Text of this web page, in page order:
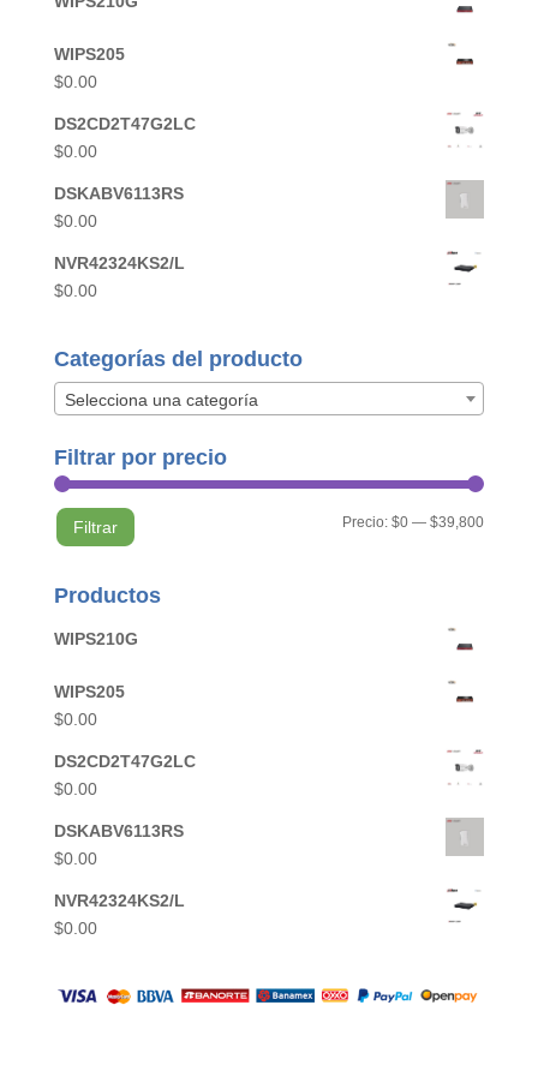
WIPS205
$0.00
DS2CD2T47G2LC
$0.00
DSKABV6113RS
$0.00
NVR42324KS2/L
$0.00
Categorías del producto
Selecciona una categoría
Filtrar por precio
Precio
Precio
Filtrar Precio:$0 —$39,800
Productos
WIPS210G
WIPS205
$0.00
DS2CD2T47G2LC
$0.00
DSKABV6113RS
$0.00
NVR42324KS2/L
$0.00